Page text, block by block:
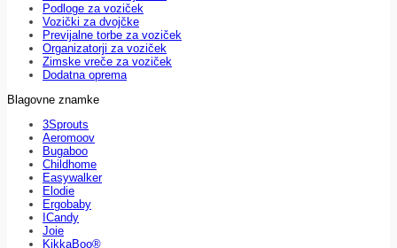
Podloge za voziček
Vozički za dvojčke
Previjalne torbe za voziček
Organizatorji za voziček
Zimske vreče za voziček
Dodatna oprema
Blagovne znamke
3Sprouts
Aeromoov
Bugaboo
Childhome
Easywalker
Elodie
Ergobaby
ICandy
Joie
KikkaBoo®